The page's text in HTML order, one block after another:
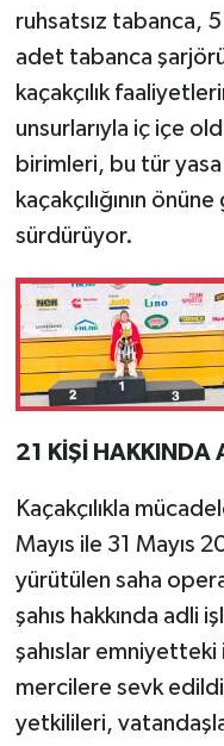
ruhsatsız tabanca,
adet tabanca
kaçakçılık
unsurlarıyla iç içe
birimleri, bu tür yasa
kaçakçılığının
sürdürüyor.
21 KİŞİ HAKKINDA
Kaçakçılıkla
Mayıs ile 31 Mayıs
yürütülen saha
şahıs hakkında adli
şahıslar emniyetteki
mercilere sevk
yetkilileri,